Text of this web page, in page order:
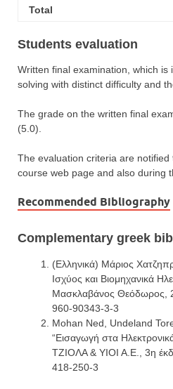
Total
Students evaluation
Written final examination, which is
solving with distinct difficulty and
The grade on the written final
(5.0).
The evaluation criteria are
course web page and also during
Recommended Bibliography
Complementary greek
(Ελληνικά) Μάριος
Ισχύος και Βιομηχανικά
Μασκλαβάνος Θεόδωρος,
960-90343-3-3
Mohan Ned, Undeland
“Εισαγωγή στα
ΤΖΙΟΛΑ & ΥΙΟΙ Α.Ε., 3η
418-250-3